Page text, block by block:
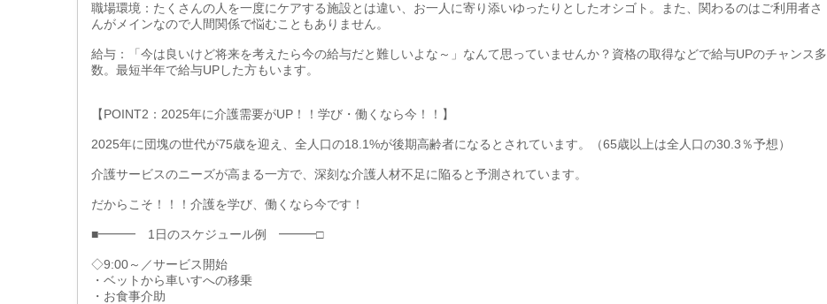
職場環境：たくさんの人を一度にケアする施設とは違い、お一人に寄り添いゆったりとしたオシゴト。また、関わるのはご利用者さ
んがメインなので人間関係で悩むこともありません。
給与：「今は良いけど将来を考えたら今の給与だと難しいよな～」なんて思っていませんか？資格の取得などで給与UPのチャンス多
数。最短半年で給与UPした方もいます。
【POINT2：2025年に介護需要がUP！！学び・働くなら今！！】
2025年に団塊の世代が75歳を迎え、全人口の18.1%が後期高齢者になるとされています。（65歳以上は全人口の30.3％予想）
介護サービスのニーズが高まる一方で、深刻な介護人材不足に陥ると予測されています。
だからこそ！！！介護を学び、働くなら今です！
■━━━ 1日のスケジュール例 ━━━□
◇9:00～／サービス開始
・ベットから車いすへの移乗
・お食事介助